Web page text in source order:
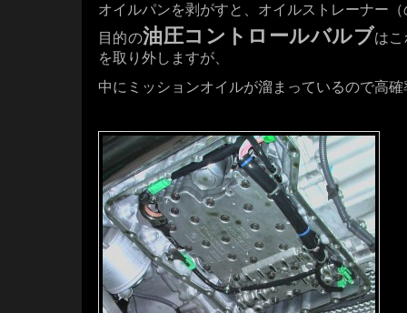
オイルパンを剥がすと、オイルストレーナー
目的の油圧コントロールバルブは
を取り外しますが、
中にミッションオイルが溜まっているので高確